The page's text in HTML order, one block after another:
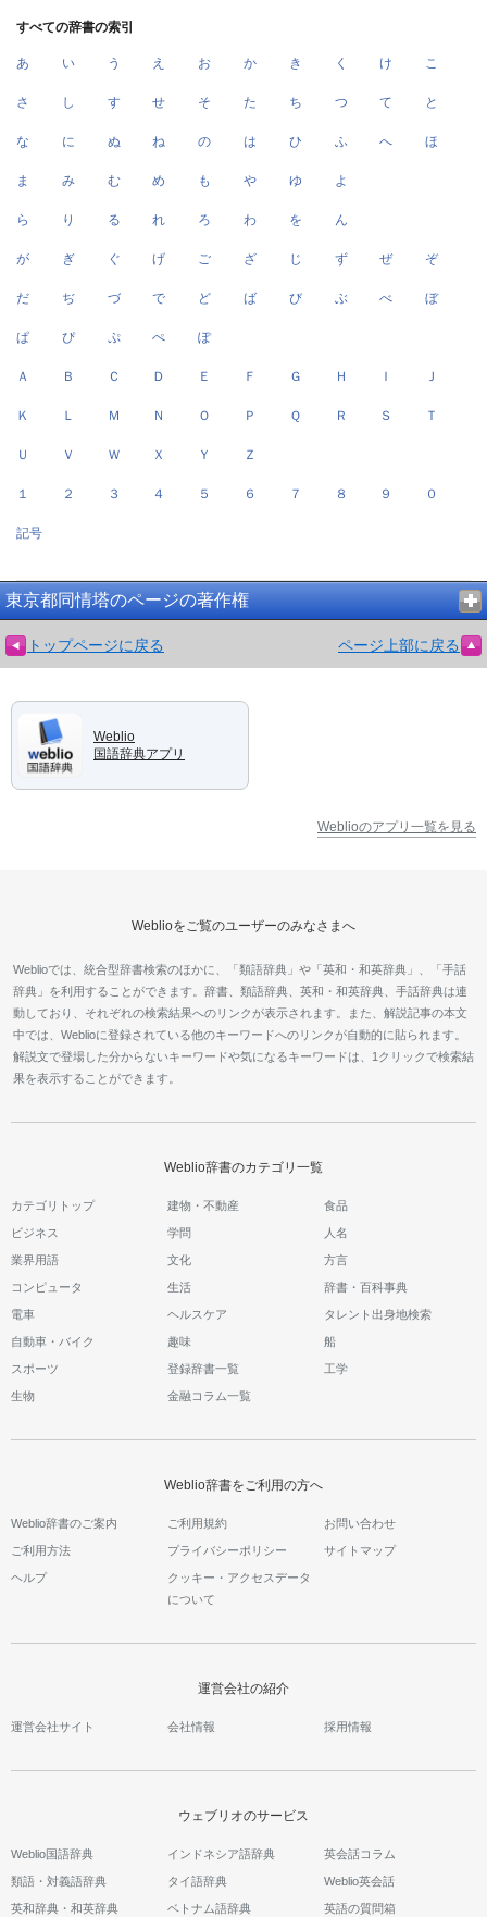
すべての辞書の索引
あ い う え お か き く け こ
さ し す せ そ た ち つ て と
な に ぬ ね の は ひ ふ へ ほ
ま み む め も や ゆ よ
ら り る れ ろ わ を ん
が ぎ ぐ げ ご ざ じ ず ぜ ぞ
だ ぢ づ で ど ば び ぶ べ ぼ
ぱ ぴ ぷ ぺ ぽ
Ａ Ｂ Ｃ Ｄ Ｅ Ｆ Ｇ Ｈ Ｉ Ｊ
Ｋ Ｌ Ｍ Ｎ Ｏ Ｐ Ｑ Ｒ Ｓ Ｔ
Ｕ Ｖ Ｗ Ｘ Ｙ Ｚ
１ ２ ３ ４ ５ ６ ７ ８ ９ ０
記号
東京都同情塔のページの著作権
トップページに戻る ページ上部に戻る
Weblio
国語辞典アプリ
Weblioのアプリ一覧を見る
Weblioをご覧のユーザーのみなさまへ
Weblioでは、統合型辞書検索のほかに、「類語辞典」や「英和・和英辞典」、「手話
辞典」を利用することができます。辞書、類語辞典、英和・和英辞典、手話辞典は連
動しており、それぞれの検索結果へのリンクが表示されます。また、解説記事の本文
中では、Weblioに登録されている他のキーワードへのリンクが自動的に貼られます。
解説文で登場した分からないキーワードや気になるキーワードは、1クリックで検索結
果を表示することができます。
Weblio辞書のカテゴリ一覧
カテゴリトップ 建物・不動産 食品
ビジネス 学問 人名
業界用語 文化 方言
コンピュータ 生活 辞書・百科事典
電車 ヘルスケア タレント出身地検索
自動車・バイク 趣味 船
スポーツ 登録辞書一覧 工学
生物 金融コラム一覧
Weblio辞書をご利用の方へ
Weblio辞書のご案内 ご利用規約 お問い合わせ
ご利用方法 プライバシーポリシー サイトマップ
ヘルプ
クッキー・アクセスデータ
について
運営会社の紹介
運営会社サイト 会社情報 採用情報
ウェブリオのサービス
Weblio国語辞典
類語・対義語辞典
英和辞典・和英辞典
インドネシア語辞典
タイ語辞典
ベトナム語辞典
英会話コラム
Weblio英会話
英語の質問箱